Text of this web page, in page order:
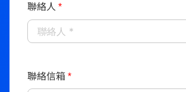
聯絡人 *
聯絡信箱 *